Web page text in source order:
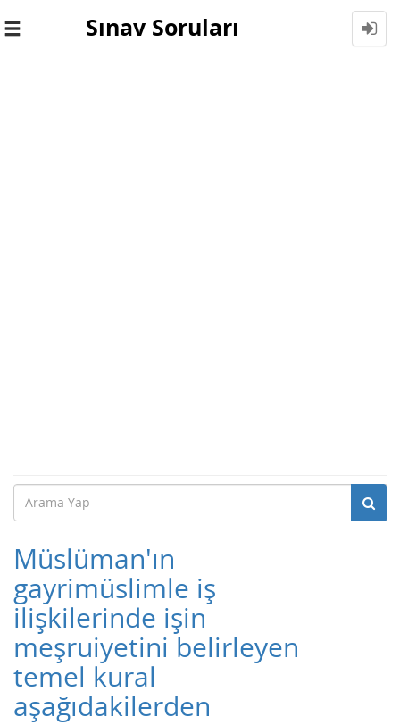
Toggle
Sınav Soruları
Müslüman'ın
gayrimüslimle iş
ilişkilerinde işin
meşruiyetini belirleyen
temel kural
aşağıdakilerden